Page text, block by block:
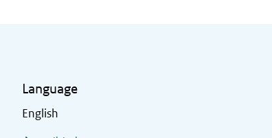
Language
English